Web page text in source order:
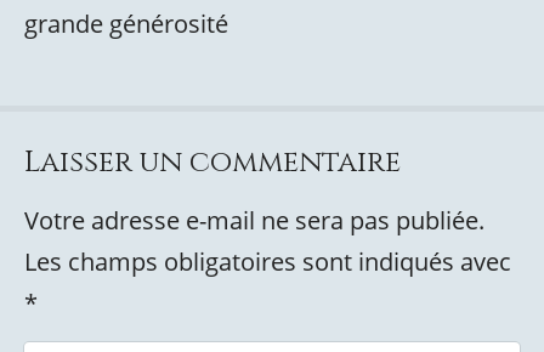
grande générosité
Laisser un commentaire
Votre adresse e-mail ne sera pas publiée.
Les champs obligatoires sont indiqués avec
*